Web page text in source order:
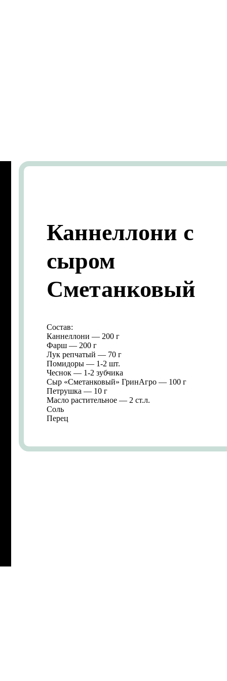
Каннеллони с
сыром
Сметанковый
Состав:
Каннеллони — 200 г
Фарш — 200 г
Лук репчатый — 70 г
Помидоры — 1-2 шт.
Чеснок — 1-2 зубчика
Сыр «Сметанковый» ГринАгро — 100 г
Петрушка — 10 г
Масло растительное — 2 ст.л.
Соль
Перец